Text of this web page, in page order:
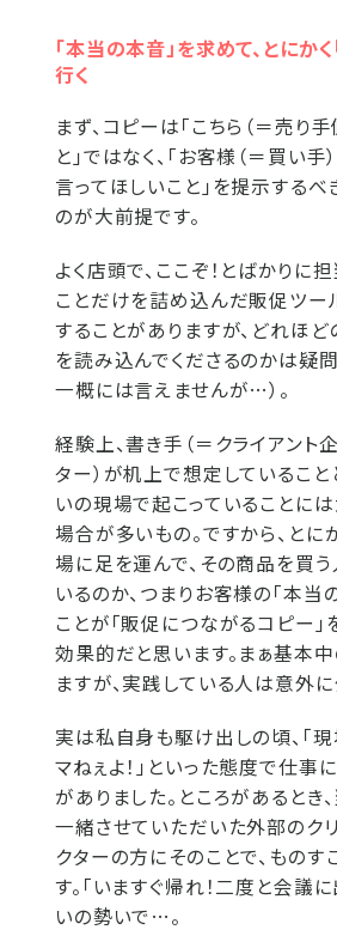
「本当の本音」を求めて、とにか
行く
まず、コピーは「こちら（＝売り
と」ではなく、「お客様（＝買い手
言ってほしいこと」を提示するべ
のが大前提です。
よく店頭で、ここぞ！とばかりに
ことだけを詰め込んだ販促ツー
することがありますが、どれほ
を読み込んでくださるのかは疑
一概には言えませんが…）。
経験上、書き手（＝クライアント
ター）が机上で想定していること
いの現場で起こっていることに
場合が多いもの。ですから、とに
場に足を運んで、その商品を買
いるのか、つまりお客様の「本当
ことが「販促につながるコピー」
効果的だと思います。まぁ基本
ますが、実践している人は意外に
実は私自身も駆け出しの頃、「
マねぇよ！」といった態度で仕事
がありました。ところがあるとき
一緒させていただいた外部のク
クターの方にそのことで、ものす
す。「いますぐ帰れ！二度と会議に
いの勢いで…。